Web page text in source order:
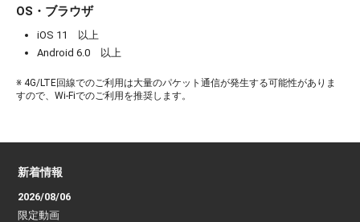
OS・ブラウザ
iOS 11 以上
Android 6.0 以上
※ 4G/LTE回線でのご利用は大量のパケット通信が発生する可能性がありま
すので、Wi-Fiでのご利用を推奨します。
新着情報
2026/08/06
限定動画